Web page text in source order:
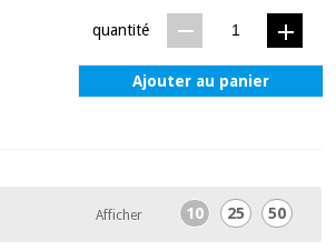
quantité
Ajouter au panier
Afficher 10 25 50